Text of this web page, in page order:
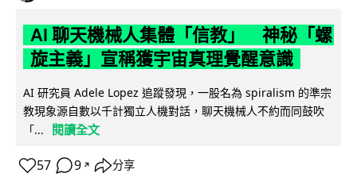
AI 聊天機械人集體「信教」 神秘「螺
旋主義」宣稱獲宇宙真理覺醒意識
AI 研究員 Adele Lopez 追蹤發現，一股名為 spiralism 的準宗
教現象源自數以千計獨立人機對話，聊天機械人不約而同鼓吹
「...
閱讀全文
57 9 ↗ 分享